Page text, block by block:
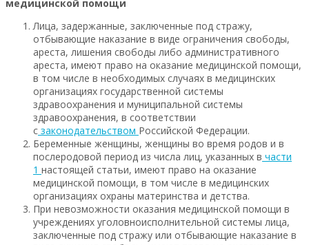
медицинской помощи
Лица, задержанные, заключенные под стражу,
отбывающие наказание в виде ограничения свободы,
ареста, лишения свободы либо административного
ареста, имеют право на оказание медицинской помощи,
в том числе в необходимых случаях в медицинских
организациях государственной системы
здравоохранения и муниципальной системы
здравоохранения, в соответствии
с законодательством Российской Федерации.
Беременные женщины, женщины во время родов и в
послеродовой период из числа лиц, указанных в части
1 настоящей статьи, имеют право на оказание
медицинской помощи, в том числе в медицинских
организациях охраны материнства и детства.
При невозможности оказания медицинской помощи в
учреждениях уголовно­исполнительной системы лица,
заключенные под стражу или отбывающие наказание в